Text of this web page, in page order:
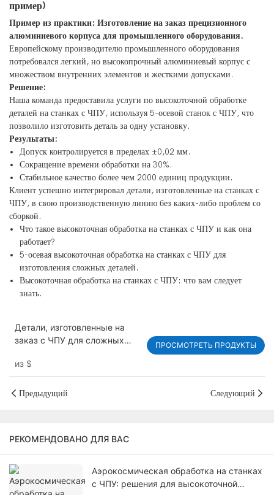
пример)
Пример из практики: Изготовление на заказ прецизионного
алюминиевого корпуса для промышленного оборудования.
Европейскому производителю промышленного оборудования
потребовался легкий, но высокопрочный алюминиевый корпус с
множеством внутренних элементов и жесткими допусками.
Решение:
Наша команда предоставила услуги по высокоточной обработке
деталей на станках с ЧПУ, используя 5-осевой станок с ЧПУ, что
позволило изготовить деталь за одну установку.
Результаты:
Допуск контролируется в пределах ±0,02 мм.
Сокращение времени обработки на 30%.
Стабильное качество более чем 2000 единиц продукции.
Клиент успешно интегрировал детали, изготовленные на станках с
ЧПУ, в свою производственную линию без каких-либо проблем со
сборкой.
Что такое высокоточная обработка на станках с ЧПУ и как она
работает?
5-осевая высокоточная обработка на станках с ЧПУ для
изготовления сложных деталей.
Высокоточная обработка на станках с ЧПУ: что вам следует
знать.
Детали, изготовленные на
заказ с ЧПУ для сложных
нержавеющей стали
из $
ПРОСМОТРЕТЬ ПРОДУКТЫ
Предыдущий Следующий
РЕКОМЕНДОВАНО ДЛЯ ВАС
Аэрокосмическая обработка на станках
с ЧПУ: решения для высокоточной